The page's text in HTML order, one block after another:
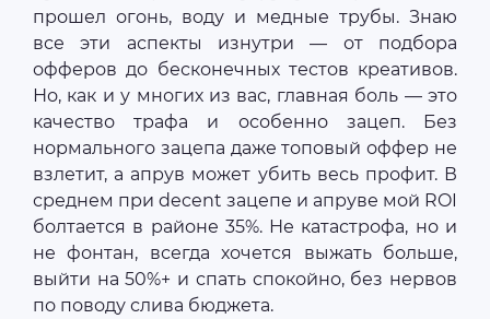
прошел огонь, воду и медные трубы. Знаю
все эти аспекты изнутри — от подбора
офферов до бесконечных тестов креативов.
Но, как и у многих из вас, главная боль — это
качество трафа и особенно зацеп. Без
нормального зацепа даже топовый оффер не
взлетит, а апрув может убить весь профит. В
среднем при decent зацепе и апруве мой ROI
болтается в районе 35%. Не катастрофа, но и
не фонтан, всегда хочется выжать больше,
выйти на 50%+ и спать спокойно, без нервов
по поводу слива бюджета.